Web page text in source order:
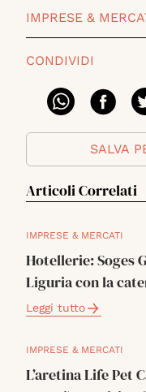
IMPRESE &
CONDIVIDI
SALVA
Articoli Correlati
IMPRESE & MERCATI
Hotellerie: Soges
Liguria con la
Leggi tutto
IMPRESE & MERCATI
L’aretina Life Pet